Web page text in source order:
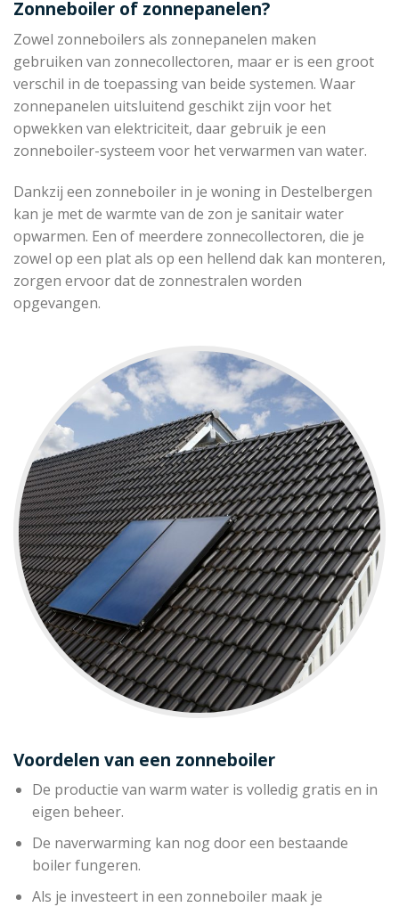
Zonneboiler of zonnepanelen?
Zowel zonneboilers als zonnepanelen maken
gebruiken van zonnecollectoren, maar er is een groot
verschil in de toepassing van beide systemen. Waar
zonnepanelen uitsluitend geschikt zijn voor het
opwekken van elektriciteit, daar gebruik je een
zonneboiler-systeem voor het verwarmen van water.
Dankzij een zonneboiler in je woning in Destelbergen
kan je met de warmte van de zon je sanitair water
opwarmen. Een of meerdere zonnecollectoren, die je
zowel op een plat als op een hellend dak kan monteren,
zorgen ervoor dat de zonnestralen worden
opgevangen.
Voordelen van een zonneboiler
De productie van warm water is volledig gratis en in
eigen beheer.
De naverwarming kan nog door een bestaande
boiler fungeren.
Als je investeert in een zonneboiler maak je